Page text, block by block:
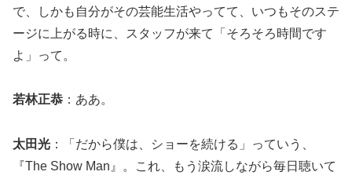
で、しかも自分がその芸能生活やってて、いつもそのステ
ージに上がる時に、スタッフが来て「そろそろ時間です
よ」って。
若林正恭 ：ああ。
太田光 ：「だから僕は、ショーを続ける」っていう、
『The Show Man』。これ、もう涙流しながら毎日聴いて